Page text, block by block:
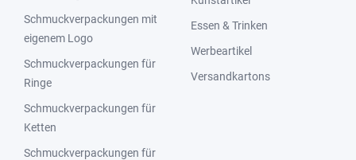
Schmuckverpackungen mit
eigenem Logo
Schmuckverpackungen für
Ringe
Schmuckverpackungen für
Ketten
Schmuckverpackungen für
Essen & Trinken
Werbeartikel
Versandkartons